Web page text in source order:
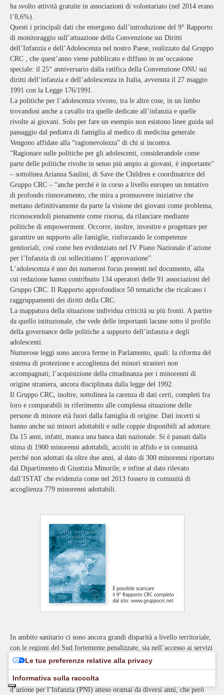
ha svolto attività gratuite in associazioni di volontariato (nel 2014 erano
l’8,6%).
Questi i principali dati che emergono dall’introduzione del 9° Rapporto
di monitoraggio sull’attuazione della Convenzione sui Diritti
dell’Infanzia e dell’Adolescenza nel nostro Paese, realizzato dal Gruppo
CRC , che quest’anno viene pubblicato e diffuso in un’occasione
speciale: il 25° anniversario dalla ratifica della Convenzione ONU sui
diritti dell’infanzia e dell’adolescenza in Italia, avvenuta il 27 maggio
1991 con la Legge 176/1991.
La politiche per l’adolescenza vivono, tra le altre cose, in un limbo
trovandosi anche a cavallo tra quelle dedicate all’infanzia e quelle
rivolte ai giovani. Solo per fare un esempio non esistono linee guida sul
passaggio dal pediatra di famiglia al medico di medicina generale.
Vengono affidate alla “ragionevolezza” di chi si incontra.
“Ragionare sulle politiche per gli adolescenti, considerandole come
parte delle politiche rivolte in senso più ampio ai giovani, è importante”
– sottolinea Arianna Saulini, di Save the Children e coordinatrice del
Gruppo CRC – “anche perché è in corso a livello europeo un tentativo
di profondo rinnovamento, che mira a promuovere iniziative che
mettano definitivamente da parte la visione dei giovani come problema,
riconoscendoli pienamente come risorsa, da rilanciare mediante
politiche di empowerment. Occorre, inoltre, investire e progettare per
garantire un supporto alle famiglie, rinforzando le competenze
genitoriali, così come ben evidenziato nel IV Piano Nazionale d’azione
per l’Infanzia di cui sollecitiamo l’ approvazione”.
L’adolescenza è uno dei numerosi focus presenti nel documento, alla
cui redazione hanno contribuito 134 operatori delle 91 associazioni del
Gruppo CRC. Il Rapporto approfondisce 50 tematiche che ricalcano i
raggruppamenti dei diritti della CRC.
La mappatura della situazione individua criticità su più fronti. A partire
da quello istituzionale, che vede delle importanti lacune sotto il profilo
della governance delle politiche a supporto dell’infanzia e degli
adolescenti.
Numerose leggi sono ancora ferme in Parlamento, quali: la riforma del
sistema di protezione e accoglienza dei minori stranieri non
accompagnati; l’acquisizione della cittadinanza per i minorenni di
origine straniera, ancora disciplinata dalla legge del 1992.
Il Gruppo CRC, inoltre, sottolinea la carenza di dati certi, completi fra
loro e comparabili in riferimento alle complessa situazione delle
persone di minore età fuori dalla famiglia di origine. Dati incerti si
hanno anche sui minori adottabili e sulle coppie disponibili ad adottare.
Da 15 anni, infatti, manca una banca dati nazionale. Si è passati dalla
stima di 1900 minorenni adottabili, accolti in affido e in comunità
perché non adottati da oltre due anni, al dato di 300 minorenni riportato
dal Dipartimento di Giustizia Minorile, e infine al dato rilevato
dall’ISTAT che evidenzia come nel 2013 fossero in comunità di
accoglienza 779 minorenni adottabili.
In ambito sanitario ci sono ancora grandi disparità a livello territoriale,
con le regioni del Sud fortemente penalizzate, sia nell’accesso ai servizi
che nell’accesso alla prevenzione.
La novità più rilevante, rispetto allo scorso anno, è l’approvazione da
parte dell’Osservatorio Nazionale Infanzia” del IV Piano Nazionale
d’azione per l’Infanzia (PNI) atteso oramai da diversi anni, che però
Le tue preferenze relative alla privacy
Informativa sulla raccolta